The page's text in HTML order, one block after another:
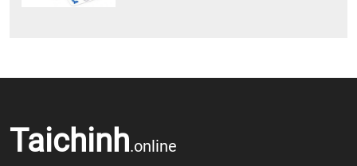
Taichinh.online